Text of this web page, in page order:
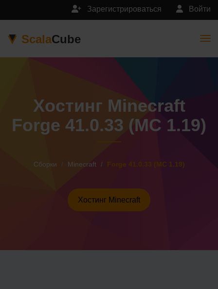
Войти
Зарегистрироваться
ScalaCube
Хостинг Minecraft
Forge 41.0.33 (MC 1.19)
Сборки Minecraft Forge 41.0.33 (MC 1.19)
Хостинг Minecraft